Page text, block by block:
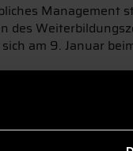
Management
am 9. Januar
Bachelor
Berufstätigen,
Einkauf über
und häufig eine